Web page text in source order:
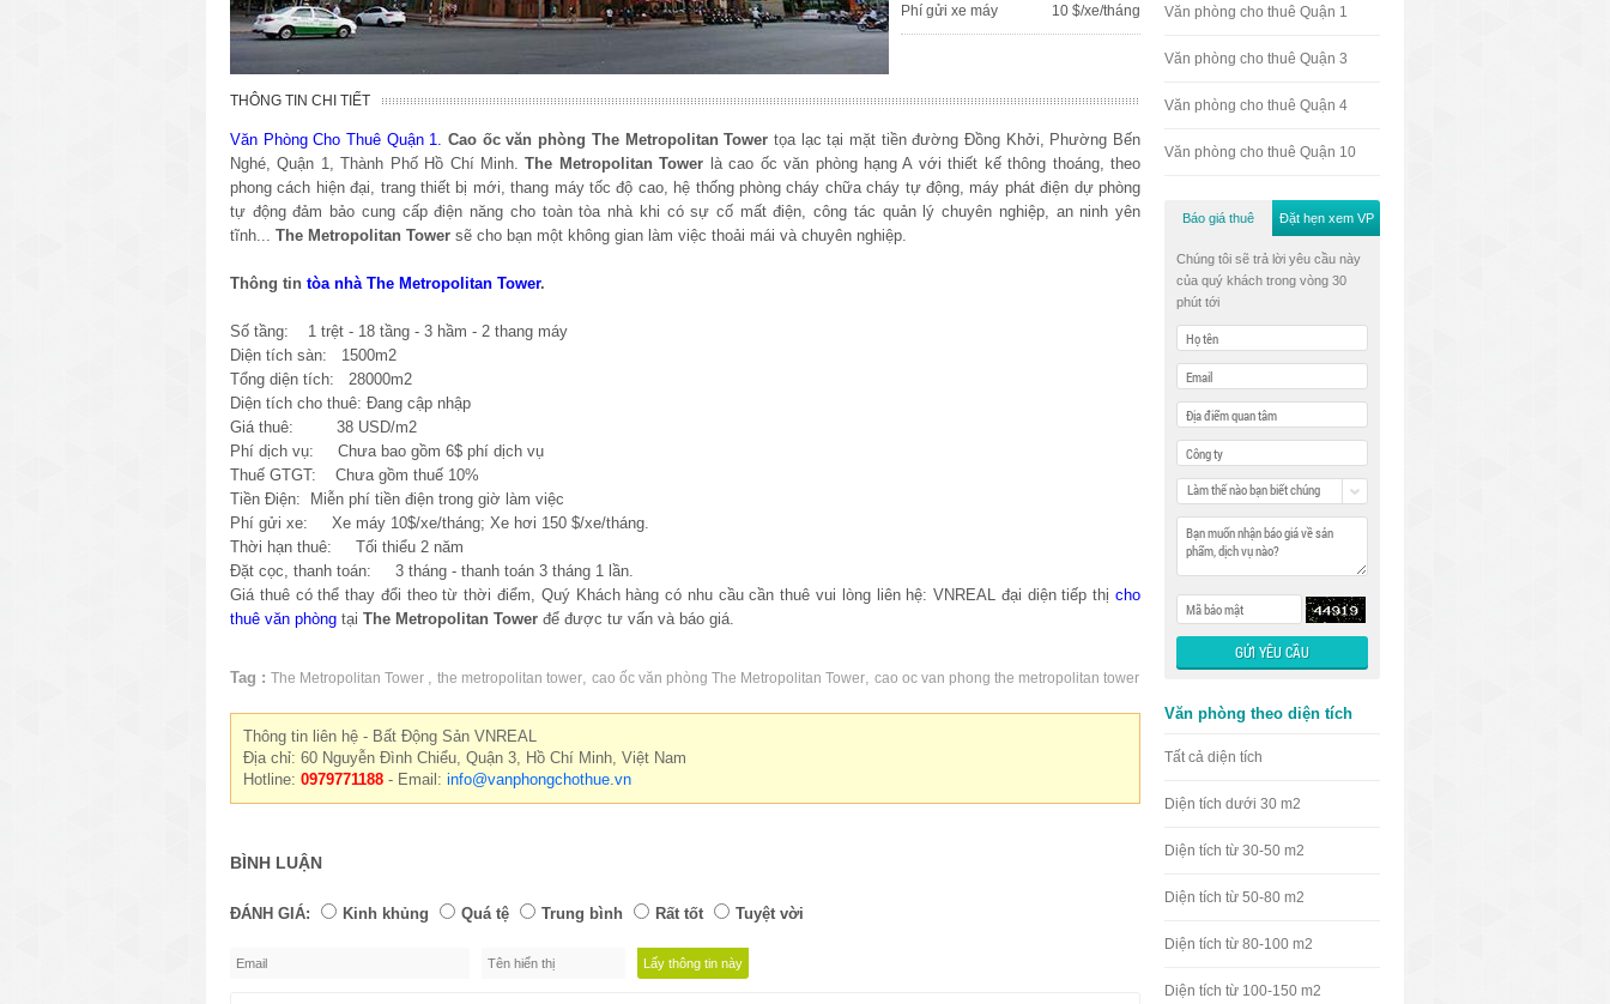
Phí gửi xe máy 10 $/xe/tháng
THÔNG TIN CHI TIẾT
Văn Phòng Cho Thuê Quận 1. Cao ốc văn phòng The Metropolitan Tower tọa lạc tại mặt tiền đường Đồng Khởi, Phường Bến
Nghé, Quận 1, Thành Phố Hồ Chí Minh.
The Metropolitan Tower là cao ốc văn phòng hạng A với thiết kế thông thoáng, theo
phong cách hiện đại, trang thiết bị mới, thang máy tốc độ cao, hệ thống phòng cháy chữa cháy tự động, máy phát điện dự phòng
tự động đảm bảo cung cấp điện năng cho toàn tòa nhà khi có sự cố mất điện, công tác quản lý chuyên nghiệp, an ninh yên
tĩnh...
The Metropolitan Tower sẽ cho bạn một không gian làm việc thoải mái và chuyên nghiệp.
Thông tin tòa nhà The Metropolitan Tower.
Số tầng: 1 trệt - 18 tầng - 3 hầm - 2 thang máy
Diện tích sàn: 1500m2
Tổng diện tích: 28000m2
Diện tích cho thuê: Đang cập nhập
Giá thuê: 38 USD/m2
Phí dịch vụ: Chưa bao gồm 6$ phí dịch vụ
Thuế GTGT: Chưa gồm thuế 10%
Tiền Điện: Miễn phí tiền điện trong giờ làm việc
Phí gửi xe: Xe máy 10$/xe/tháng; Xe hơi 150 $/xe/tháng.
Thời hạn thuê: Tối thiểu 2 năm
Đặt cọc, thanh toán: 3 tháng - thanh toán 3 tháng 1 lần.
Giá thuê có thể thay đổi theo từ thời điểm, Quý Khách hàng có nhu cầu cần thuê vui lòng liên hệ: VNREAL đại diện tiếp thị cho
thuê văn phòng tại The Metropolitan Tower để được tư vấn và báo giá.
Tag : The Metropolitan Tower the metropolitan tower cao ốc văn phòng The Metropolitan Tower cao oc van phong the metropolitan tower
Thông tin liên hệ - Bất Động Sản VNREAL
Địa chỉ: 60 Nguyễn Đình Chiểu, Quận 3, Hồ Chí Minh, Việt Nam
Hotline: 0979771188 - Email: info@vanphongchothue.vn
BÌNH LUẬN
ĐÁNH GIÁ: Kinh khủng Quá tệ Trung bình Rất tốt Tuyệt vời
Văn phòng cho thuê Quận 1
Văn phòng cho thuê Quận 3
Văn phòng cho thuê Quận 4
Văn phòng cho thuê Quận 10
Báo giá thuê Đặt hẹn xem VP
Chúng tôi sẽ trả lời yêu cầu này
của quý khách trong vòng 30
phút tới
Làm thế nào bạn biết chúng
Văn phòng theo diện tích
Tất cả diện tích
Diện tích dưới 30 m2
Diện tích từ 30-50 m2
Diện tích từ 50-80 m2
Diện tích từ 80-100 m2
Diện tích từ 100-150 m2